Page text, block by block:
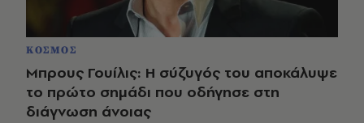
ΚΟΣΜΟΣ
Μπρους Γουίλις: Η σύζυγός του αποκάλυψε
το πρώτο σημάδι που οδήγησε στη
διάγνωση άνοιας